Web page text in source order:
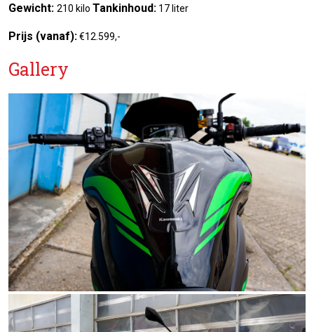
Gewicht: 210 kilo Tankinhoud: 17 liter
Prijs (vanaf):€12.599,-
Gallery